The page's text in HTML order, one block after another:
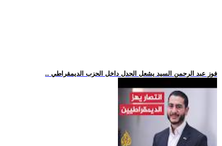
.. فوز عبد الرحمن السيد يشعل الجدل داخل الحزب الديمقراطي